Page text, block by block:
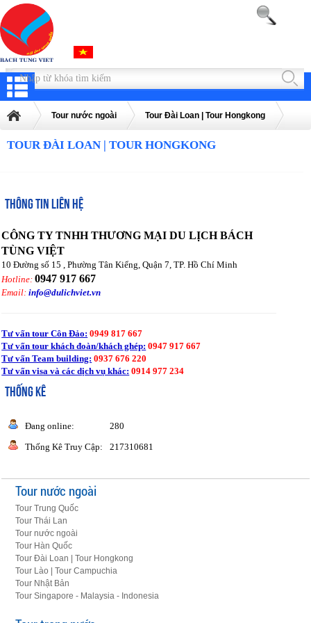
Tour nước ngoài Tour Đài Loan | Tour Hongkong
TOUR ĐÀI LOAN | TOUR HONGKONG
THÔNG TIN LIÊN HỆ
CÔNG TY TNHH THƯƠNG MẠI DU LỊCH BÁCH
TÙNG VIỆT
10 Đường số 15 , Phường Tân Kiểng, Quận 7, TP. Hồ Chí Minh
Hotline:0947 917 667
Email:info@dulichviet.vn
Tư vấn tour Côn Đảo: 0949 817 667
Tư vấn tour khách đoàn/khách ghép: 0947 917 667
Tư vấn Team building: 0937 676 220
Tư vấn visa và các dịch vụ khác: 0914 977 234
THỐNG KÊ
Đang online:
280
Thống Kê Truy Cập:
217310681
Tour nước ngoài
Tour Trung Quốc
Tour Thái Lan
Tour nước ngoài
Tour Hàn Quốc
Tour Đài Loan | Tour Hongkong
Tour Lào | Tour Campuchia
Tour Nhật Bản
Tour Singapore - Malaysia - Indonesia